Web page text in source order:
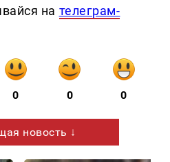
на телеграм-
0 0 0
новость ↓